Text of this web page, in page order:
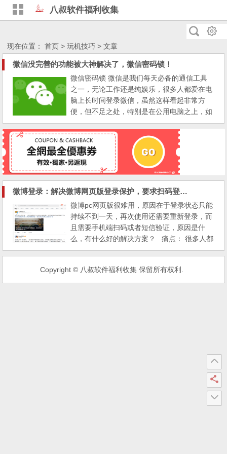
八叔软件福利收集
现在位置：首页 > 玩机技巧 > 文章
微信没完善的功能被大神解决了，微信密码锁！
微信密码锁 微信是我们每天必备的通信工具
之一，无论工作还是纯娱乐，很多人都爱在电
脑上长时间登录微信，虽然这样看起非常方
便，但不足之处，特别是在公用电脑之上，如
果我们需要暂时离开一会儿，那么自己微信上
的那点私人内容只怕要被别人看完了。 所以
就安全的角度来说，要么离开电脑就退出微
信，实在嫌麻烦，也可以使用第三方工具来锁
定我们的微信。 微信锁，顾名思义就是将微
微博登录：解决微博网页版登录保护，要求扫码登录问题
微博pc网页版很难用，原因在于登录状态只能
持续不到一天，再次使用还需要重新登录，而
且需要手机端扫码或者短信验证，原因是什
么，有什么好的解决方案？ 痛点： 很多人都
反馈，但目前网上找不到有效的方式解决，原
未授权登录（因为PC上这样的事情更多）。
个人观点： 技术上，应该是微博在服务器端
Copyright © 八叔软件福利收集 保留所有权利.